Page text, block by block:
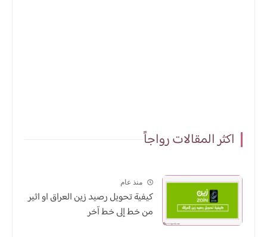
اكثر المقالات رواجاً
منذ عام
كيفية تحويل رصيد زين العراق او اثير
من خط إلى خط آخر